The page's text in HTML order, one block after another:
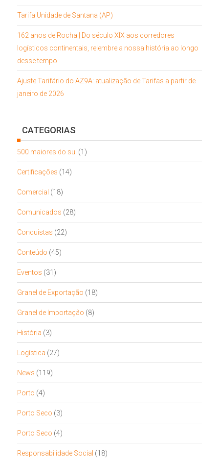
Tarifa Unidade de Santana (AP)
162 anos de Rocha | Do século XIX aos corredores
logísticos continentais, relembre a nossa história ao longo
desse tempo
Ajuste Tarifário do AZ9A: atualização de Tarifas a partir de
janeiro de 2026
CATEGORIAS
500 maiores do sul (1)
Certificações (14)
Comercial (18)
Comunicados (28)
Conquistas (22)
Conteúdo (45)
Eventos (31)
Granel de Exportação (18)
Granel de Importação (8)
História (3)
Logística (27)
News (119)
Porto (4)
Porto Seco (3)
Porto Seco (4)
Responsabilidade Social (18)